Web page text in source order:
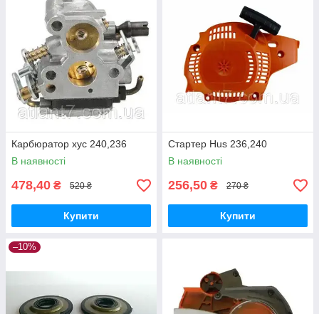
Карбюратор хус 240,236
В наявності
478,40 ₴ 520 ₴
Купити
Стартер Hus 236,240
В наявності
256,50 ₴ 270 ₴
Купити
–10%